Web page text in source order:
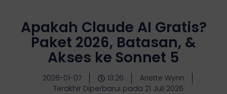
Apakah Claude AI Gratis?
Paket 2026, Batasan, &
Akses ke Sonnet 5
2026-01-07 13:26
Ariette Wynn
Terakhir Diperbarui pada 21 Juli 2026